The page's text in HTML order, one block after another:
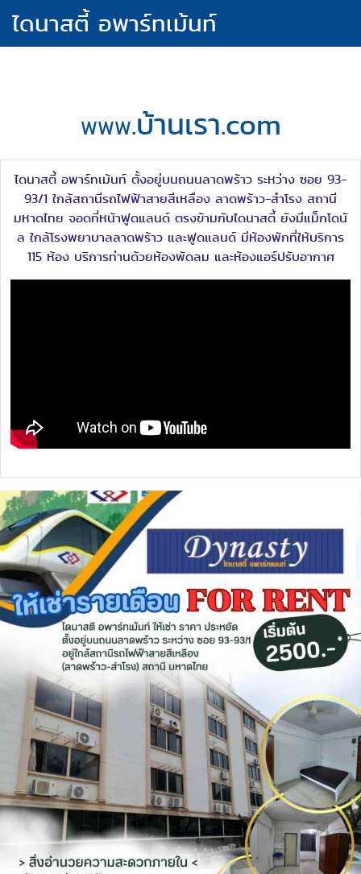
ไดนาสตี้ อพาร์ทเม้นท์​
WWW.บ้านเรา.com
ไดนาสตี้ อพาร์ทเม้นท์ ตั้งอยู่บนถนนลาดพร้าว ระหว่าง ซอย 93-
93/1 ใกล้สถานีรถไฟฟ้าสายสีเหลือง ลาดพร้าว-สำโรง สถานี
มหาดไทย จอดที่หน้าฟูดแลนด์ ตรงข้ามกับไดนาสตี้ ยังมีแม็กโดนั
ล ใกล้โรงพยาบาลลาดพร้าว และฟูดแลนด์ มีห้องพักที่ให้บริการ
115 ห้อง บริการท่านด้วยห้องพัดลม และห้องแอร์ปรับอากาศ